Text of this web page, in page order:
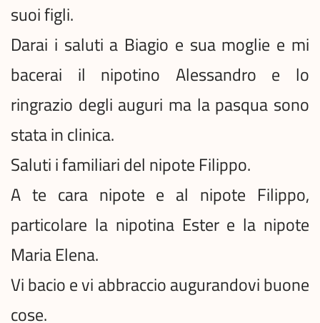
suoi figli.
Darai i saluti a Biagio e sua moglie e mi
bacerai il nipotino Alessandro e lo
ringrazio degli auguri ma la pasqua sono
stata in clinica.
Saluti i familiari del nipote Filippo.
A te cara nipote e al nipote Filippo,
particolare la nipotina Ester e la nipote
Maria Elena.
Vi bacio e vi abbraccio augurandovi buone
cose.